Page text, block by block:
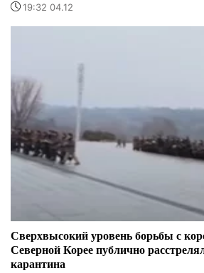
19:32 04.12
Сверхвысокий уровень борьбы с
Северной Корее публично
карантина